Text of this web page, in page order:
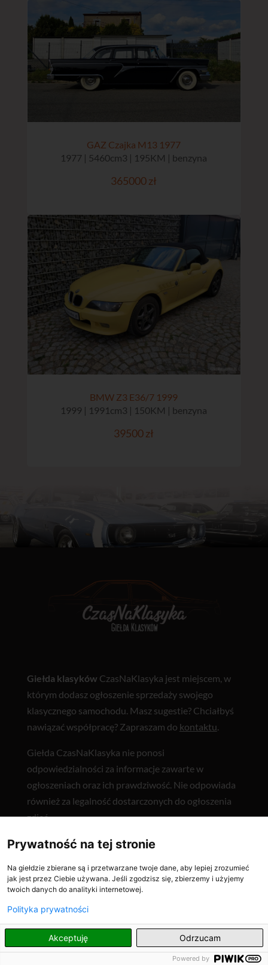
GAZ Czajka M13 1977
1977 | 5460cm3 | 195KM | benzyna
365000 zł
BMW Z3 E36/7 1999
1999 | 1991cm3 | 150KM | benzyna
39500 zł
Giełda klasyków CzasNaKlasyka jest miejscem, w
którym dodasz ogłoszenie sprzedaży swojego
klasycznego samochodu. Masz sugestie? Chciałbyś
nawiązać współpracę? Zapraszam do kontaktu.
Giełda CzasNaKlasyka nie ponosi
odpowiedzialności za informacje zawarte w
ogłoszeniach oraz ich prawdziwość. Nie odpowiada
również za legalność dostarczonych do ogłoszenia
zdjęć.
Ostatnio na giełdzie klasyków i youngtimerów
CzasNaKlasyka
Fiat Barchetta 1996
GAZ Czajka M13 1977
BMW Z3 E36/7 1999
Czarny dym, spadek mocy i nierówna praca diesla
PL
Prywatność na tej stronie
Na giełdzie zbierane są i przetwarzane twoje dane, aby lepiej zrozumieć
jak jest przez Ciebie używana. Jeśli zgodzisz się, zbierzemy i użyjemy
twoich danych do analityki internetowej.
Polityka prywatności
Akceptuję Odrzucam
Powered by